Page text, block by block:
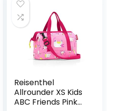
Reisenthel
Allrounder XS Kids
ABC Friends Pink